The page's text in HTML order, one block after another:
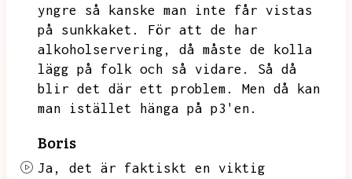
yngre så kanske man inte får vistas
på sunkkaket.
För att de har
alkoholservering,
då måste de kolla
lägg på folk och så vidare.
Så då
blir det där ett problem.
Men då kan
man istället hänga på p3'en.
Boris
Ja, det är faktiskt en viktig